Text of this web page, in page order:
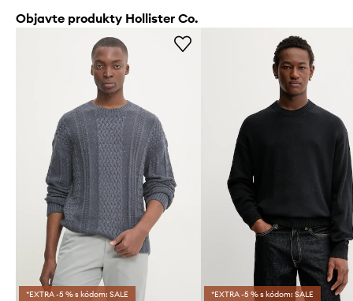
Objavte produkty Hollister Co.
*EXTRA -5 % s kódom: SALE *EXTRA -5 % s kódom: SALE